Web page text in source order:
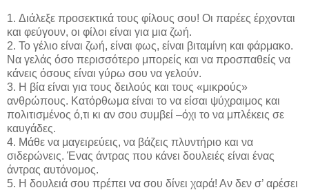
1. Διάλεξε προσεκτικά τους φίλους σου! Οι παρέες έρχονται
και φεύγουν, οι φίλοι είναι για μια ζωή.
2. Το γέλιο είναι ζωή, είναι φως, είναι βιταμίνη και φάρμακο.
Να γελάς όσο περισσότερο μπορείς και να προσπαθείς να
κάνεις όσους είναι γύρω σου να γελούν.
3. Η βία είναι για τους δειλούς και τους «μικρούς»
ανθρώπους. Κατόρθωμα είναι το να είσαι ψύχραιμος και
πολιτισμένος ό,τι κι αν σου συμβεί –όχι το να μπλέκεις σε
καυγάδες.
4. Μάθε να μαγειρεύεις, να βάζεις πλυντήριο και να
σιδερώνεις. Ένας άντρας που κάνει δουλειές είναι ένας
άντρας αυτόνομος.
5. Η δουλειά σου πρέπει να σου δίνει χαρά! Αν δεν σ’ αρέσει